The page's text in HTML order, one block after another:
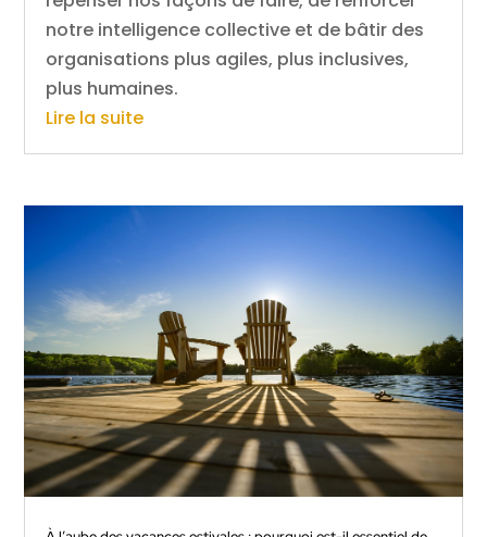
notre intelligence collective et de bâtir des
organisations plus agiles, plus inclusives,
plus humaines.
Lire la suite